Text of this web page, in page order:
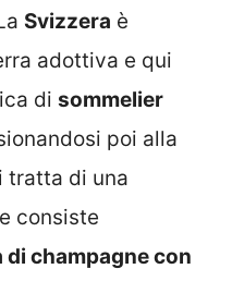
Svizzera è
adottiva e qui
di sommelier
poi alla
tratta di una
consiste
champagne con